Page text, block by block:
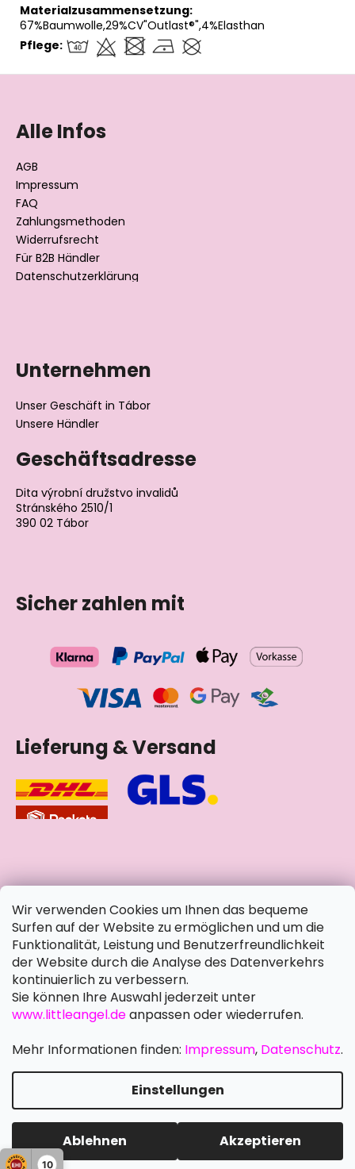
10
Wir verwenden Cookies um Ihnen das bequeme
Surfen auf der Website zu ermöglichen und um die
Funktionalität, Leistung und Benutzerfreundlichkeit
der Website durch die Analyse des Datenverkehrs
kontinuierlich zu verbessern.
Sie können Ihre Auswahl jederzeit unter
www.littleangel.deanpassen oder wiederrufen.
Mehr Informationen finden: Impressum, Datenschutz.
Einstellungen
Ablehnen Akzeptieren
Materialzusammensetzung:
67%Baumwolle,29%CV"Outlast®",4%Elasthan
Pflege:
Alle Infos
AGB
Impressum
FAQ
Zahlungsmethoden
Widerrufsrecht
Für B2B Händler
Datenschutzerklärung
Unternehmen
Unser Geschäft in Tábor
Unsere Händler
Geschäftsadresse
Dita výrobní družstvo invalidů
Stránského 2510/1
390 02 Tábor
Sicher zahlen mit
Lieferung & Versand
soziale Netzwerke
Erstellt von Shoptet Premium
Copyright 2026Little Angel DE. Alle Rechte vorbehalten.
Cookie-Einstellungen ändern
Schreiben Sie uns